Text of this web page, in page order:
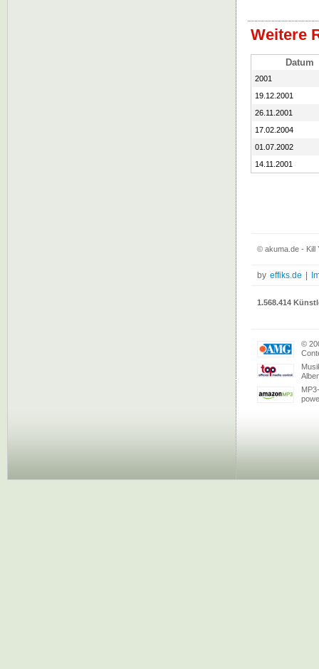
Weitere
Datum
2001
19.12.2001
26.11.2001
17.02.2004
01.07.2002
14.11.2001
© akuma.de - Kill
by effiks.de
1.568.414
©